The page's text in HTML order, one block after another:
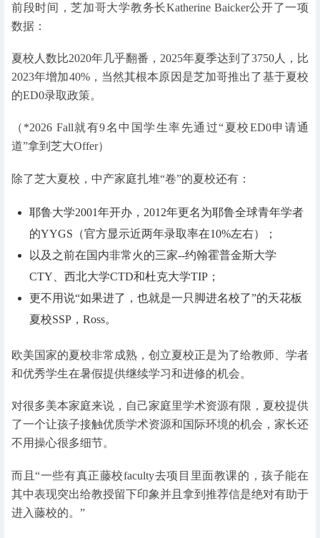
前段时间，芝加哥大学教务长Katherine Baicker公开了一项
数据：
夏校人数比2020年几乎翻番，2025年夏季达到了3750人，比
2023年增加40%，当然其根本原因是芝加哥推出了基于夏校
的ED0录取政策。
（*2026 Fall就有9名中国学生率先通过“夏校ED0申请通
道”拿到芝大Offer）
除了芝大夏校，中产家庭扎堆“卷”的夏校还有：
耶鲁大学2001年开办，2012年更名为耶鲁全球青年学者
的YYGS（官方显示近两年录取率在10%左右）；
以及之前在国内非常火的三家--约翰霍普金斯大学
CTY、西北大学CTD和杜克大学TIP；
更不用说“如果进了，也就是一只脚进名校了”的天花板
夏校SSP，Ross。
欧美国家的夏校非常成熟，创立夏校正是为了给教师、学者
和优秀学生在暑假提供继续学习和进修的机会。
对很多美本家庭来说，自己家庭里学术资源有限，夏校提供
了一个让孩子接触优质学术资源和国际环境的机会，家长还
不用操心很多细节。
而且“一些有真正藤校faculty去项目里面教课的，孩子能在
其中表现突出给教授留下印象并且拿到推荐信是绝对有助于
进入藤校的。”